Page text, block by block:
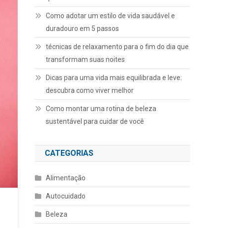
Como adotar um estilo de vida saudável e
duradouro em 5 passos
técnicas de relaxamento para o fim do dia que
transformam suas noites
Dicas para uma vida mais equilibrada e leve:
descubra como viver melhor
Como montar uma rotina de beleza
sustentável para cuidar de você
CATEGORIAS
Alimentação
Autocuidado
Beleza